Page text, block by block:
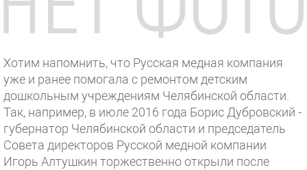
Хотим напомнить, что Русская медная компания
уже и ранее помогала с ремонтом детским
дошкольным учреждениям Челябинской области.
Так, например, в июле 2016 года Борис Дубровский -
губернатор Челябинской области и председатель
Совета директоров Русской медной компании
Игорь Алтушкин торжественно открыли после